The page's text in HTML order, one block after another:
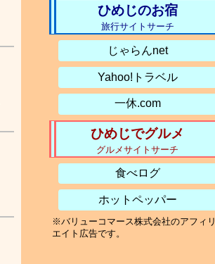
ひめじのお宿
旅行サイトサーチ
じゃらんnet
Yahoo!トラベル
一休.com
ひめじでグルメ
グルメサイトサーチ
食べログ
ホットペッパー
※バリューコマース株式会社のアフィリ
エイト広告です。